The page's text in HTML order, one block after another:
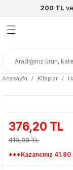
200 TL
Anasayfa
Kitaplar
376,20 TL
418,00 TL
***Kazancınız 41.80